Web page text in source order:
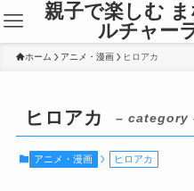
親子で楽しむ
ルチャー
ホーム アニメ・漫画 ヒロアカ
ヒロアカ – category
アニメ・漫画 ヒロアカ